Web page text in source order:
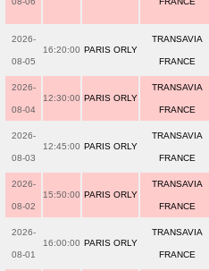
2026-
08-05
16:20:00 PARIS ORLY
TRANSAVIA
FRANCE
2026-
08-04
12:30:00 PARIS ORLY
TRANSAVIA
FRANCE
2026-
08-03
12:45:00 PARIS ORLY
TRANSAVIA
FRANCE
2026-
08-02
15:50:00 PARIS ORLY
TRANSAVIA
FRANCE
2026-
08-01
16:00:00 PARIS ORLY
TRANSAVIA
FRANCE